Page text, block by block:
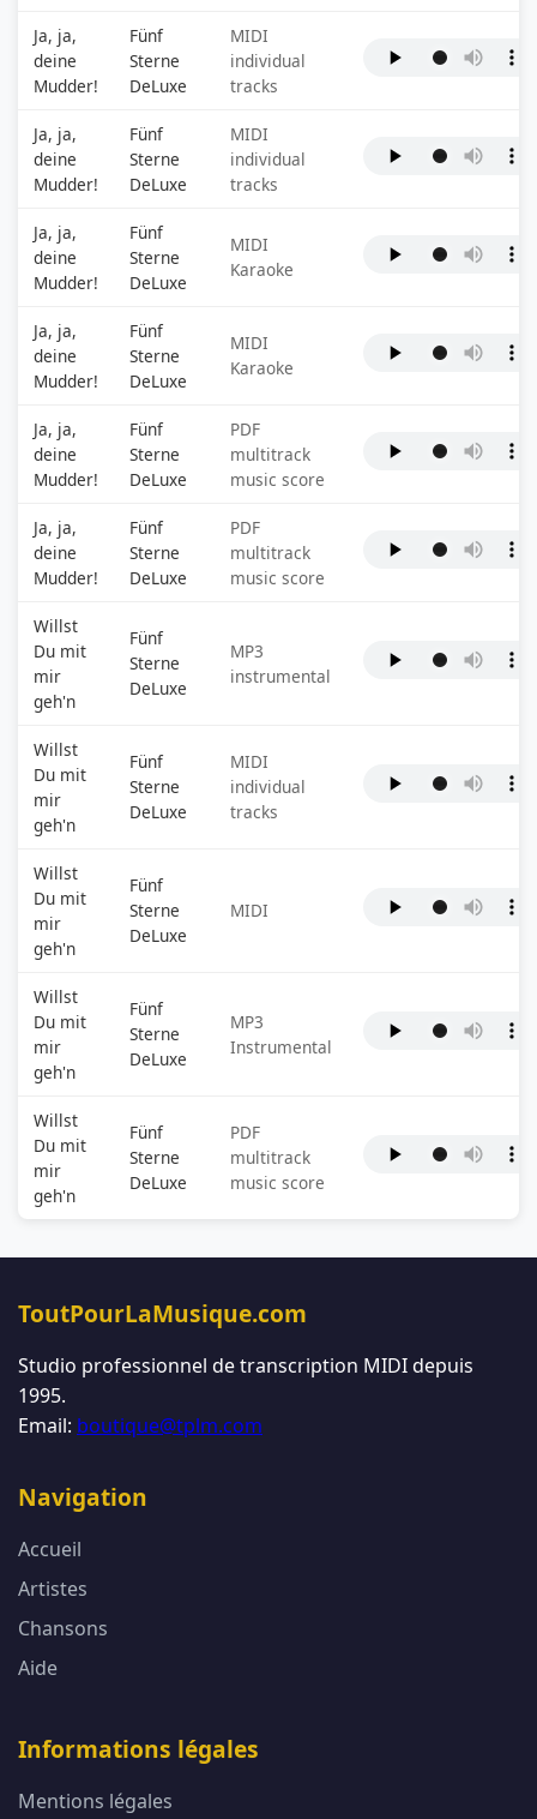
Ja, ja,
deine
Mudder!
Fünf
Sterne
DeLuxe
MIDI
individual
tracks
Ja, ja,
deine
Mudder!
Fünf
Sterne
DeLuxe
MIDI
individual
tracks
Ja, ja,
deine
Mudder!
Fünf
Sterne
DeLuxe
MIDI
Karaoke
Ja, ja,
deine
Mudder!
Fünf
Sterne
DeLuxe
MIDI
Karaoke
Ja, ja,
deine
Mudder!
Fünf
Sterne
DeLuxe
PDF
multitrack
music score
Ja, ja,
deine
Mudder!
Fünf
Sterne
DeLuxe
PDF
multitrack
music score
Willst
Du mit
mir
geh'n
Fünf
Sterne
DeLuxe
MP3
instrumental
Willst
Du mit
mir
geh'n
Fünf
Sterne
DeLuxe
MIDI
individual
tracks
Willst
Du mit
mir
geh'n
Fünf
Sterne
DeLuxe
MIDI
Willst
Du mit
mir
geh'n
Fünf
Sterne
DeLuxe
MP3
Instrumental
Willst
Du mit
mir
geh'n
Fünf
Sterne
DeLuxe
PDF
multitrack
music score
ToutPourLaMusique.com
Studio professionnel de transcription MIDI depuis
1995.
Email: boutique@tplm.com
Navigation
Accueil
Artistes
Chansons
Aide
Informations légales
Mentions légales